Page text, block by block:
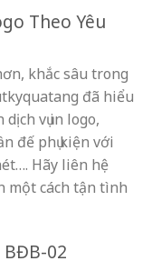
Theo Yêu
khắc sâu trong
đã hiểu
vụ in logo,
đế phụ kiện với
Hãy liên hệ
một cách tận tình
02